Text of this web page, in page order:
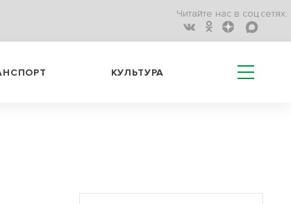
Читайте нас в соц.сетях:
КУЛЬТУРА